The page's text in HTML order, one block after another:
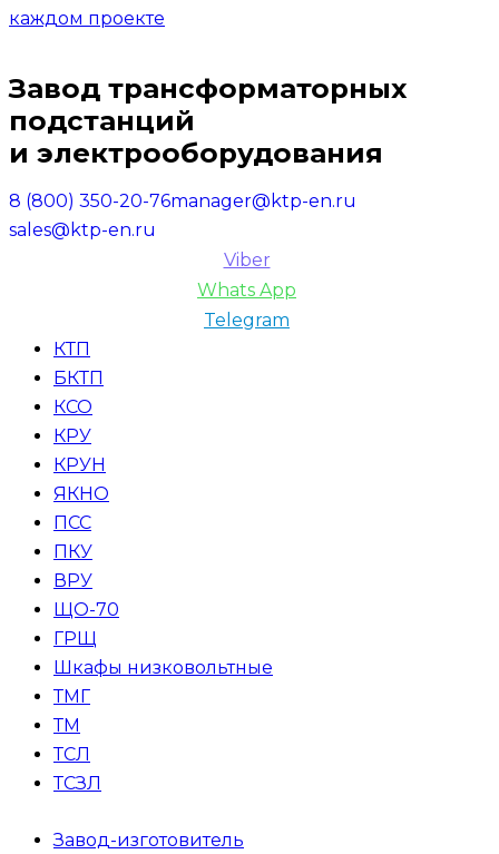
Завод трансформаторных
подстанций
и электрооборудования
8 (800) 350-20-76manager@ktp-en.ru
sales@ktp-en.ru
Viber
Whats App
Telegram
КТП
БКТП
КСО
КРУ
КРУН
ЯКНО
ПСС
ПКУ
ВРУ
ЩО-70
ГРЩ
Шкафы низковольтные
ТМГ
ТМ
ТСЛ
ТСЗЛ
Завод-изготовитель